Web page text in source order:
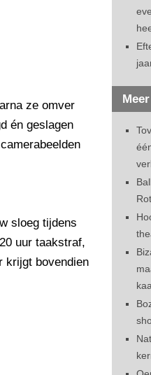
ze omver
én geslagen
sloeg tijdens
uur taakstraf,
krijgt bovendien